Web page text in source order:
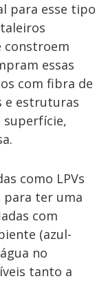
para esse tipo
constroem
essas
com fibra de
e estruturas
superfície,
como LPVs
para ter uma
com
(azul-
no
tanto a